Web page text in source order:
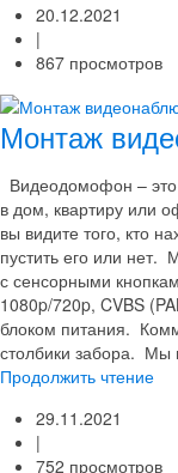
20.12.2021
|
867 просмотров
Монтаж
Видеодомофон –
в дом, квартиру или
вы видите того, кто
пустить его или
с сенсорными
1080p/720p, CVBS
блоком питания.
столбики забора. Мы
Продолжить чтение
29.11.2021
|
752 просмотров